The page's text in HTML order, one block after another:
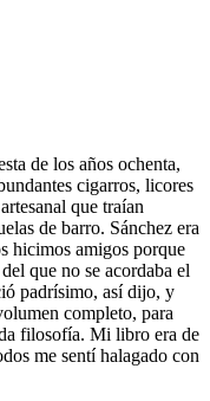
de los años ochenta,
cigarros, licores
que traían
de barro. Sánchez era
hicimos amigos porque
que no se acordaba el
padrísimo, así dijo, y
completo, para
filosofía. Mi libro era de
me sentí halagado con